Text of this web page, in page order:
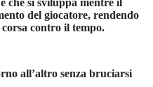
che si sviluppa mentre il
del giocatore, rendendo
contro il tempo.
all’altro senza bruciarsi